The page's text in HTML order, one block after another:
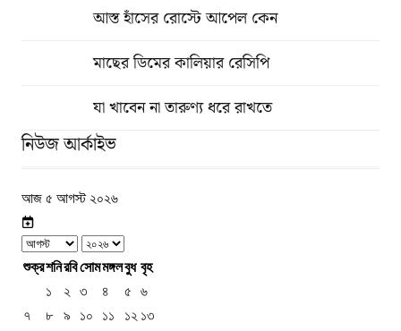
আস্ত হাঁসের রোস্টে আপেল কেন
মাছের ডিমের কালিয়ার রেসিপি
যা খাবেন না তারুণ্য ধরে রাখতে
নিউজ আর্কাইভ
আজ ৫ আগস্ট ২০২৬
শুক্রশনিরবিসোমমঙ্গলবুধ বৃহ
১
২ ৩ ৪ ৫
৬
৭
৮ ৯ ১০ ১১ ১২ ১৩